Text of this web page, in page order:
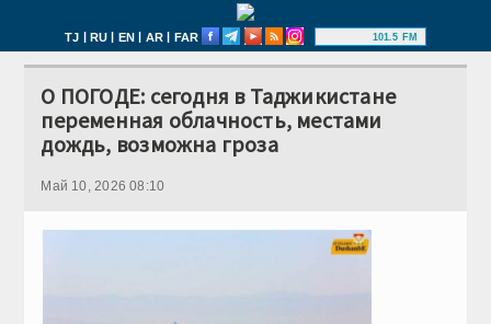
TJ | RU | EN | AR | FAR 101.5 FM
О ПОГОДЕ: сегодня в Таджикистане
переменная облачность, местами
дождь, возможна гроза
Май 10, 2026 08:10